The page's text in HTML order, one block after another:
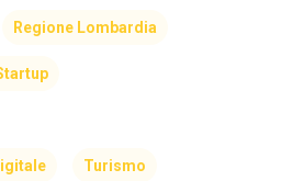
Regione Lombardia
Turismo